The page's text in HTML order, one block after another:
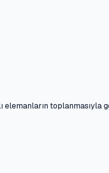
elemanların toplanmasıyla